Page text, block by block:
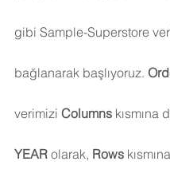
gibi Sample-Superstore
bağlanarak başlıyoruz.
verimizi Columns kısmına
YEAR olarak, Rows